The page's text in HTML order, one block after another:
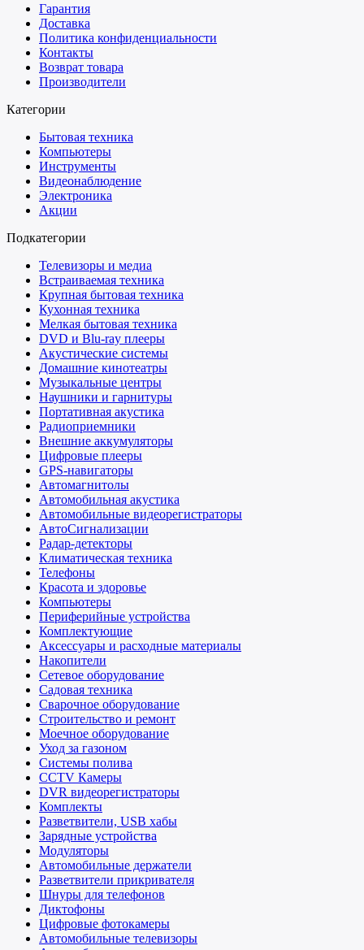
Гарантия
Доставка
Политика конфиденциальности
Контакты
Возврат товара
Производители
Категории
Бытовая техника
Компьютеры
Инструменты
Видеонаблюдение
Электроника
Акции
Подкатегории
Телевизоры и медиа
Встраиваемая техника
Крупная бытовая техника
Кухонная техника
Мелкая бытовая техника
DVD и Blu-ray плееры
Акустические системы
Домашние кинотеатры
Музыкальные центры
Наушники и гарнитуры
Портативная акустика
Радиоприемники
Внешние аккумуляторы
Цифровые плееры
GPS-навигаторы
Автомагнитолы
Автомобильная акустика
Автомобильные видеорегистраторы
АвтоСигнализации
Радар-детекторы
Климатическая техника
Телефоны
Красота и здоровье
Компьютеры
Периферийные устройства
Комплектующие
Аксессуары и расходные материалы
Накопители
Сетевое оборудование
Садовая техника
Сварочное оборудование
Строительство и ремонт
Моечное оборудование
Уход за газоном
Системы полива
CCTV Камеры
DVR видеорегистраторы
Комплекты
Разветвители, USB хабы
Зарядные устройства
Модуляторы
Автомобильные держатели
Разветвители прикривателя
Шнуры для телефонов
Диктофоны
Цифровые фотокамеры
Автомобильные телевизоры